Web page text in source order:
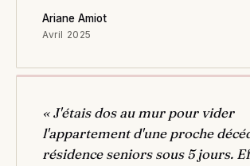
Ariane Amiot
Avril 2025
« J'étais dos au mur pour vider
l'appartement d'une proche
résidence seniors sous 5 jours.